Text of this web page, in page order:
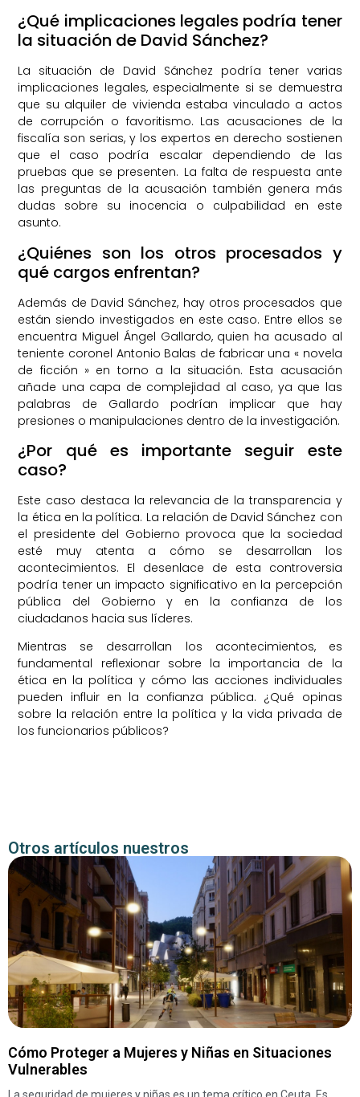
¿Qué implicaciones legales podría tener
la situación de David Sánchez?
La situación de David Sánchez podría tener varias
implicaciones legales, especialmente si se demuestra
que su alquiler de vivienda estaba vinculado a actos
de corrupción o favoritismo. Las acusaciones de la
fiscalía son serias, y los expertos en derecho sostienen
que el caso podría escalar dependiendo de las
pruebas que se presenten. La falta de respuesta ante
las preguntas de la acusación también genera más
dudas sobre su inocencia o culpabilidad en este
asunto.
¿Quiénes son los otros procesados y
qué cargos enfrentan?
Además de David Sánchez, hay otros procesados que
están siendo investigados en este caso. Entre ellos se
encuentra Miguel Ángel Gallardo, quien ha acusado al
teniente coronel Antonio Balas de fabricar una « novela
de ficción » en torno a la situación. Esta acusación
añade una capa de complejidad al caso, ya que las
palabras de Gallardo podrían implicar que hay
presiones o manipulaciones dentro de la investigación.
¿Por qué es importante seguir este
caso?
Este caso destaca la relevancia de la transparencia y
la ética en la política. La relación de David Sánchez con
el presidente del Gobierno provoca que la sociedad
esté muy atenta a cómo se desarrollan los
acontecimientos. El desenlace de esta controversia
podría tener un impacto significativo en la percepción
pública del Gobierno y en la confianza de los
ciudadanos hacia sus líderes.
Mientras se desarrollan los acontecimientos, es
fundamental reflexionar sobre la importancia de la
ética en la política y cómo las acciones individuales
pueden influir en la confianza pública. ¿Qué opinas
sobre la relación entre la política y la vida privada de
los funcionarios públicos?
Otros artículos nuestros
Cómo Proteger a Mujeres y Niñas en Situaciones
Vulnerables
La seguridad de mujeres y niñas es un tema crítico en Ceuta. Es